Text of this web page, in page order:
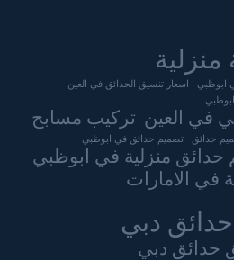
ابوظبي
اسعار تنسيق الحدائق في العين
في العين تركيب مسابح
حدائق تصميم حدائق في ابوظبي
حدائق منزلية في ابوظبي
في الامارات
دبي
حدائق دبي